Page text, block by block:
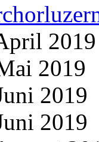
2019
2019
2019
2019